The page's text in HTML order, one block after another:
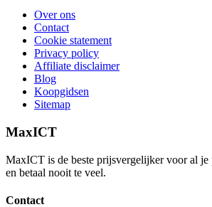
Over ons
Contact
Cookie statement
Privacy policy
Affiliate disclaimer
Blog
Koopgidsen
Sitemap
MaxICT
MaxICT is de beste prijsvergelijker voor al
en betaal nooit te veel.
Contact